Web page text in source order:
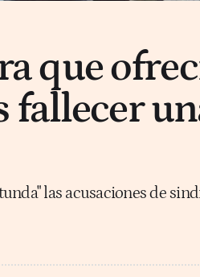
que
fallecer
las acusaciones de